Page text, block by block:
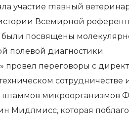
участие главный
Всемирной
были посвящены
полевой диагностики.
переговоры с
сотрудничестве
микроорганизмов
Мидлмисс, которая